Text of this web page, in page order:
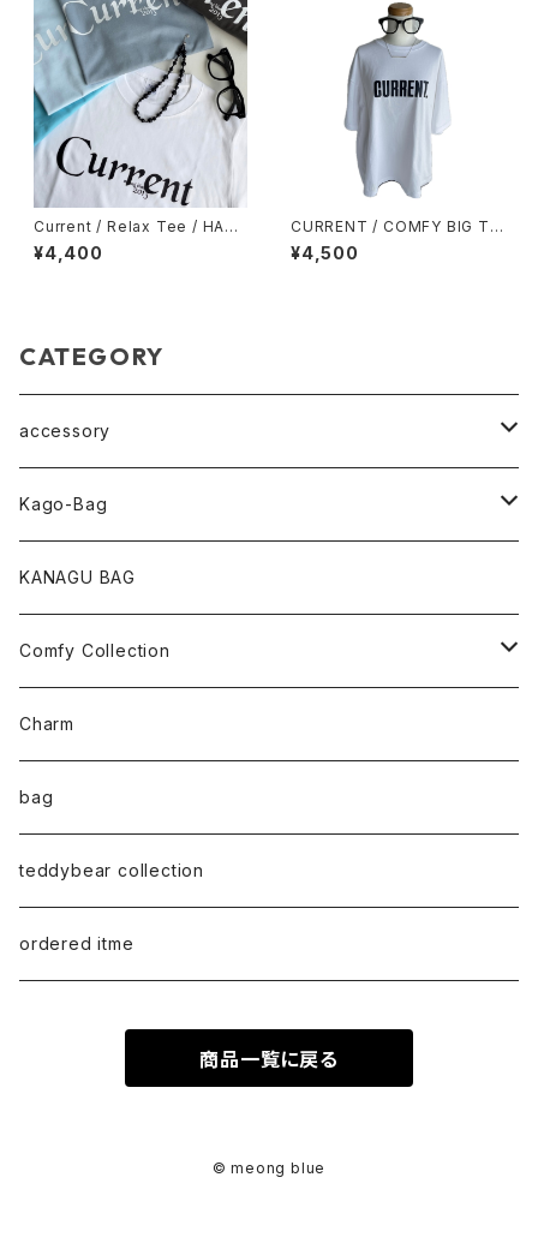
Current / Relax Tee / HAZY
BLACK / WHITE / ACID BLU
E / NAVY
¥4,400
CURRENT / COMFY BIG TE
E / WHITE
¥4,500
CATEGORY
accessory
pearl Collection
loop Collection
necklace
bracelet
anklet
earring
Kago-Bag
Oval / onehandle
shoulder
M size
L size
ML（12ｘ8）
tote style
紅籐 / arorog / Lacak bag
KANAGU BAG
Comfy Collection
T-shirt
Long sleeve
Sweat
Charm
bag
teddybear collection
ordered itme
商品一覧に戻る
© meong blue